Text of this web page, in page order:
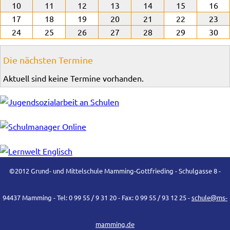
10
11 12 13 14 15
16
17
18 19 20 21 22
23
24
25 26 27 28 29 30
Die nächsten Termine
Aktuell sind keine Termine vorhanden.
©2012 Grund- und Mittelschule Mamming-Gottfrieding - Schulgasse 8 -
94437 Mamming - Tel: 0 99 55 / 9 31 20 - Fax: 0 99 55 / 93 12 25 -schule@ms-
mamming.de